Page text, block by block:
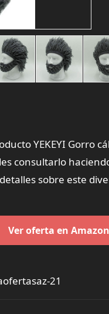
YEKEYI Gorro
consultarlo
sobre este
Ver oferta en Amazon
21